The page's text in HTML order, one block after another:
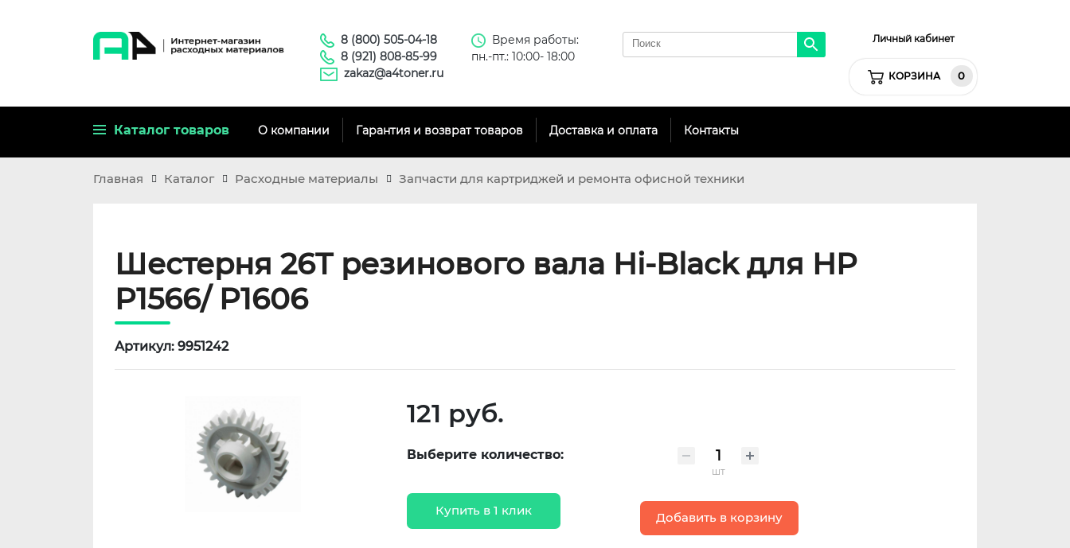
8 (800) 505-04-18
8 (921) 808-85-99
zakaz@a4toner.ru
Время работы:
пн.-пт.: 10:00- 18:00
Личный кабинет
КОРЗИНА 0
Каталог товаров О компании Гарантия и возврат товаров Доставка и оплата Контакты
Главная Каталог Расходные материалы Запчасти для картриджей и ремонта офисной техники
Шестерня 26T резинового вала Hi-Black для HP
P1566/ P1606
Артикул: 9951242
121 руб.
Выберите количество:
шт
Купить в 1 клик
Добавить в корзину